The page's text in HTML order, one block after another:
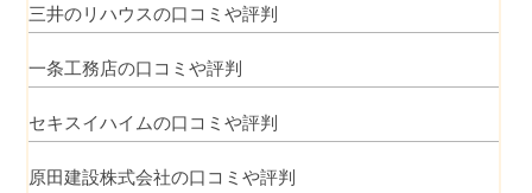
三井のリハウスの口コミや評判
一条工務店の口コミや評判
セキスイハイムの口コミや評判
原田建設株式会社の口コミや評判